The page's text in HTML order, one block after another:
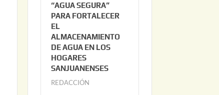
6
o
2
0
“AGUA SEGURA”
PARA FORTALECER
EL
ALMACENAMIENTO
DE AGUA EN LOS
HOGARES
SANJUANENSES
REDACCIÓN